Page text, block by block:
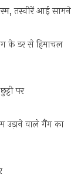
तस्वीरें आई सामने
के डर से हिमाचल
पर
उड़ाने वाले गैंग का